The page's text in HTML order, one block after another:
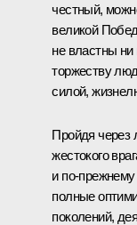
честный,
великой
не властны
торжеству
силой,
Пройдя через
жестокого
и
полные
поколений,